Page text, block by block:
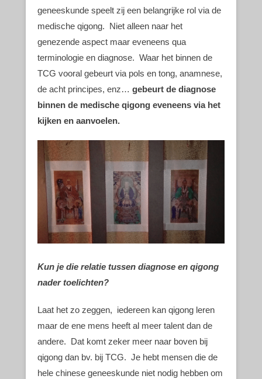
geneeskunde speelt zij een belangrijke rol via de
medische qigong. Niet alleen naar het
genezende aspect maar eveneens qua
terminologie en diagnose. Waar het binnen de
TCG vooral gebeurt via pols en tong, anamnese,
de acht principes, enz… gebeurt de diagnose
binnen de medische qigong eveneens via het
kijken en aanvoelen.
Kun je die relatie tussen diagnose en qigong
nader toelichten?
Laat het zo zeggen, iedereen kan qigong leren
maar de ene mens heeft al meer talent dan de
andere. Dat komt zeker meer naar boven bij
qigong dan bv. bij TCG. Je hebt mensen die de
hele chinese geneeskunde niet nodig hebben om